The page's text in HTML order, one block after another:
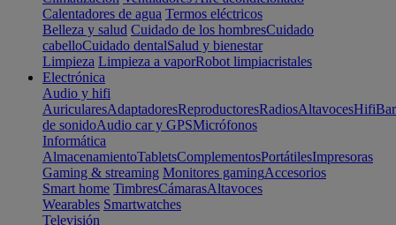
Calentadores de agua Termos eléctricos
Belleza y salud Cuidado de los hombresCuidado
cabelloCuidado dentalSalud y bienestar
Limpieza Limpieza a vaporRobot limpiacristales
Electrónica
Audio y hifi
AuricularesAdaptadoresReproductoresRadiosAltavocesHifi
de sonidoAudio car y GPSMicrófonos
Informática
AlmacenamientoTabletsComplementosPortátilesImpresoras
Gaming & streaming Monitores gamingAccesorios
Smart home TimbresCámarasAltavoces
Wearables Smartwatches
Televisión